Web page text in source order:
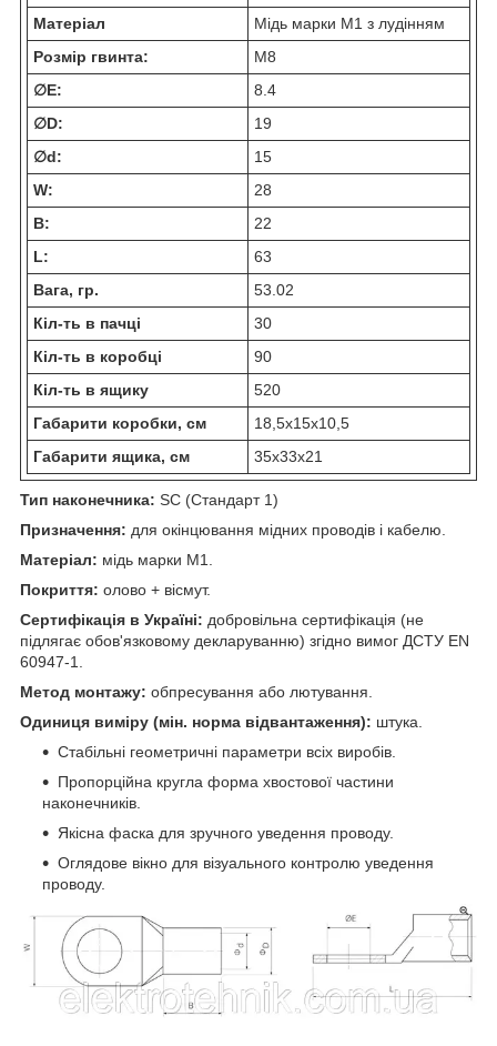
Матеріал
Мідь марки М1 з лудінням
Розмір гвинта:
М8
∅E:
8.4
∅D:
19
∅d:
15
W:
28
В:
22
L:
63
Вага, гр.
53.02
Кіл-ть в пачці
30
Кіл-ть в коробці
90
Кіл-ть в ящику
520
Габарити коробки, см
18,5х15х10,5
Габарити ящика, см
35х33х21
Тип наконечника: SC (Стандарт 1)
Призначення: для окінцювання мідних проводів і кабелю.
Матеріал: мідь марки М1.
Покриття: олово + вісмут.
Сертифікація в Україні: добровільна сертифікація (не
підлягає обов'язковому декларуванню) згідно вимог ДСТУ EN
60947-1.
Метод монтажу: обпресування або лютування.
Одиниця виміру (мін. норма відвантаження): штука.
Стабільні геометричні параметри всіх виробів.
Пропорційна кругла форма хвостової частини
наконечників.
Якісна фаска для зручного уведення проводу.
Оглядове вікно для візуального контролю уведення
проводу.